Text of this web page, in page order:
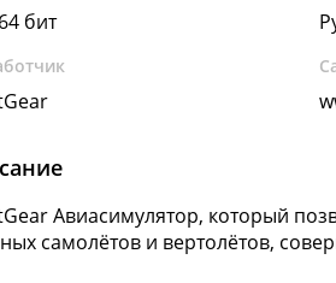
бит
Авиасимулятор, который
самолётов и вертолётов,